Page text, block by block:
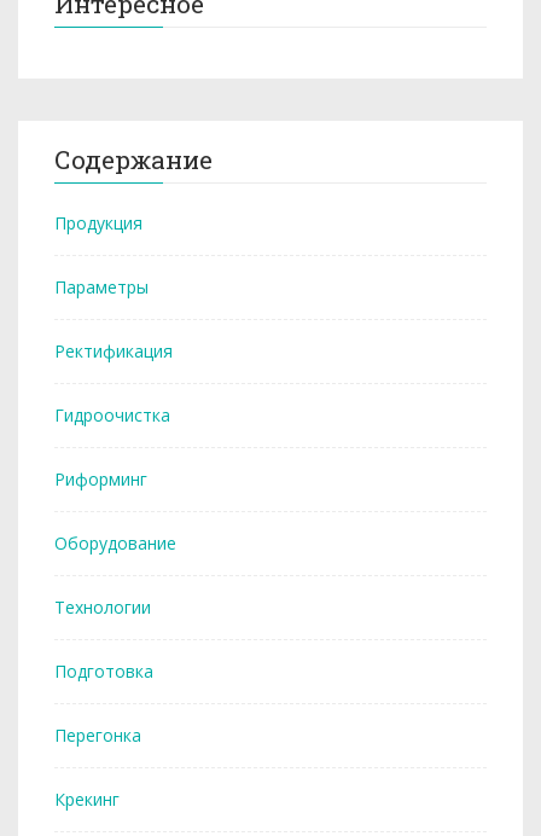
Содержание
Продукция
Параметры
Ректификация
Гидроочистка
Риформинг
Оборудование
Технологии
Подготовка
Перегонка
Крекинг